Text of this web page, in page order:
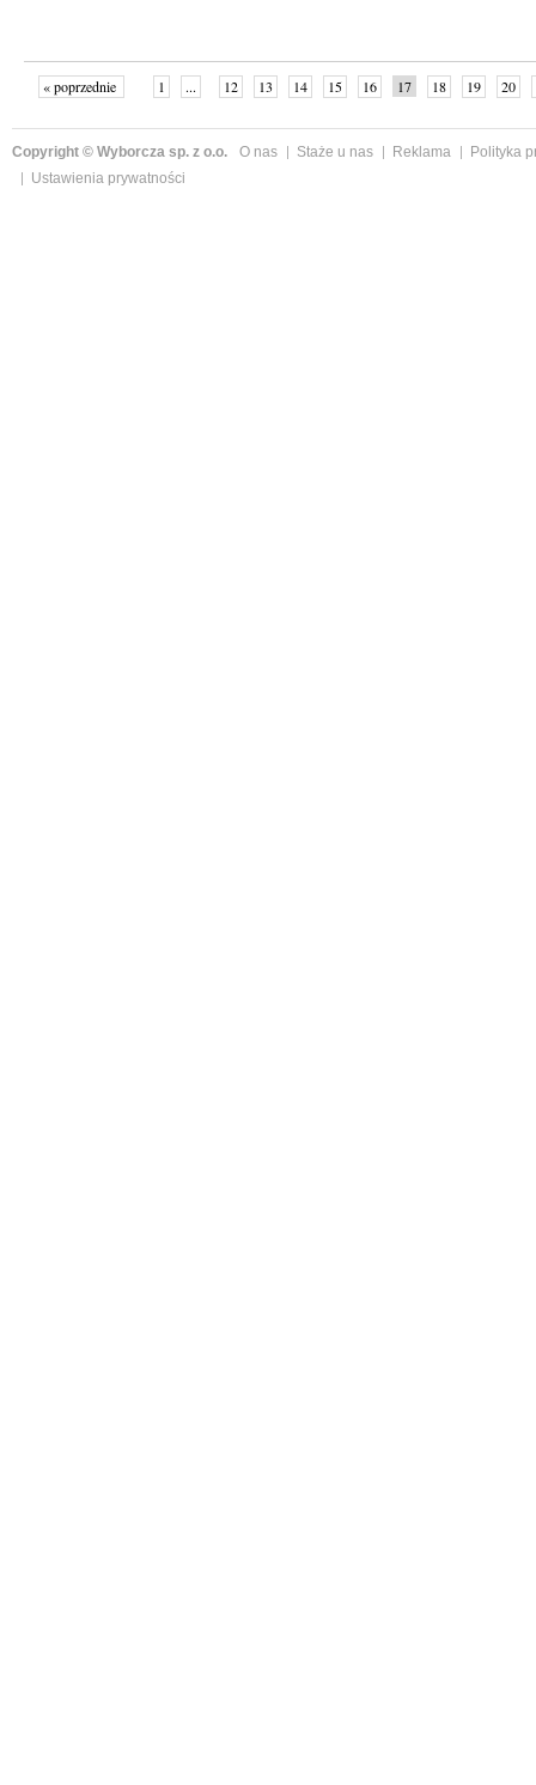
« poprzednie 1 ... 12 13 14 15 16 17 18 19 20
Copyright © Wyborcza sp. z o.o. O nas Staże u nas Reklama
Polityka
Ustawienia prywatności